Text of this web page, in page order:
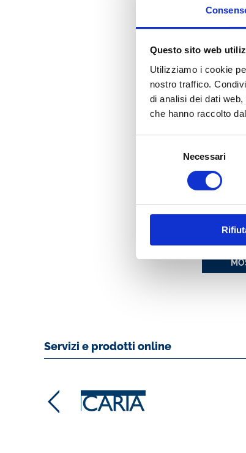
Questo sito web
Utilizziamo i cookie
nostro traffico.
di analisi dei dati
che hanno raccolto
Necessari
Ha
FORUM
24 E 25
Servizi e prodotti online